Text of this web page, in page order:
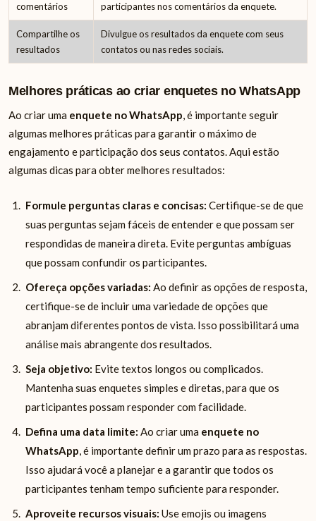
comentários
participantes nos comentários da enquete.
Compartilhe os
resultados
Divulgue os resultados da enquete com seus
contatos ou nas redes sociais.
Melhores práticas ao criar enquetes no WhatsApp
Ao criar uma enquete no WhatsApp, é importante seguir
algumas melhores práticas para garantir o máximo de
engajamento e participação dos seus contatos. Aqui estão
algumas dicas para obter melhores resultados:
Formule perguntas claras e concisas: Certifique-se de que
suas perguntas sejam fáceis de entender e que possam ser
respondidas de maneira direta. Evite perguntas ambíguas
que possam confundir os participantes.
Ofereça opções variadas: Ao definir as opções de resposta,
certifique-se de incluir uma variedade de opções que
abranjam diferentes pontos de vista. Isso possibilitará uma
análise mais abrangente dos resultados.
Seja objetivo: Evite textos longos ou complicados.
Mantenha suas enquetes simples e diretas, para que os
participantes possam responder com facilidade.
Defina uma data limite: Ao criar uma enquete no
WhatsApp, é importante definir um prazo para as respostas.
Isso ajudará você a planejar e a garantir que todos os
participantes tenham tempo suficiente para responder.
Aproveite recursos visuais: Use emojis ou imagens